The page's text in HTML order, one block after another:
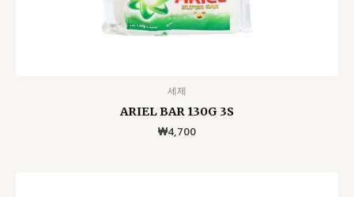
세제
ARIEL BAR 130G 3S
₩4,700